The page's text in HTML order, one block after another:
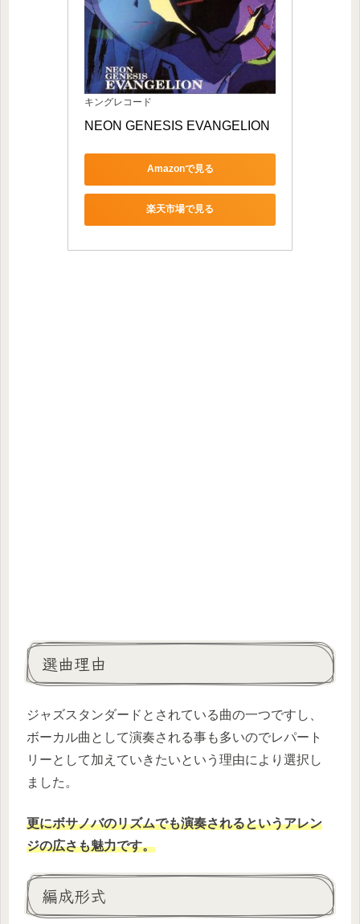
キングレコード
NEON GENESIS EVANGELION
Amazonで見る
楽天市場で見る
選曲理由
ジャズスタンダードとされている曲の一つですし、
ボーカル曲として演奏される事も多いのでレパート
リーとして加えていきたいという理由により選択し
ました。
更にボサノバのリズムでも演奏されるというアレン
ジの広さも魅力です。
編成形式